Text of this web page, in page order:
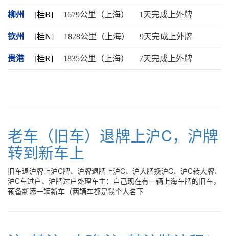
柳州 [桂B] 1679公里（上海） 1天完成上外牌
钦州 [桂N] 1828公里（上海） 9天完成上外牌
贵港 [桂R] 1835公里（上海） 7天完成上外牌
老车（旧车）退牌上沪C，沪牌
转到新车上
旧车退沪牌上沪C牌、沪牌退牌上沪C、沪大牌换沪C、沪C转大牌、
沪C车过户、沪牌过户处理车主：自己现在有一辆上海车牌的旧车，
预备新添一辆新车（两辆车都是我个人名下